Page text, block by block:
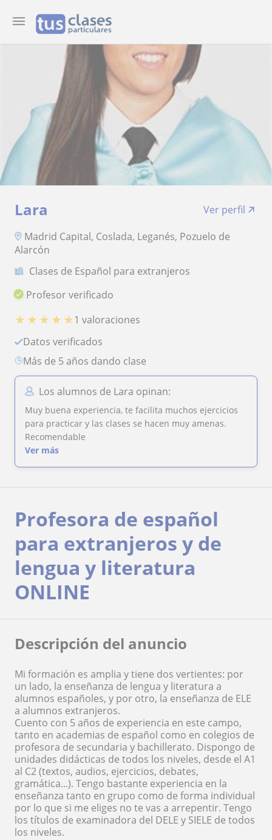
Lara
Ver perfil
Madrid Capital, Coslada, Leganés, Pozuelo de
Alarcón
Clases de Español para extranjeros
Profesor verificado
★ ★ ★ ★ ★1 valoraciones
Datos verificados
más de 5 años dando clase
Los alumnos de Lara opinan:
Muy buena experiencia, te facilita muchos ejercicios
para practicar y las clases se hacen muy amenas.
Recomendable
Ver más
Profesora de español
para extranjeros y de
lengua y literatura
ONLINE
Descripción del anuncio
Mi formación es amplia y tiene dos vertientes: por
un lado, la enseñanza de lengua y literatura a
alumnos españoles, y por otro, la enseñanza de ELE
a alumnos extranjeros.
Cuento con 5 años de experiencia en este campo,
tanto en academias de español como en colegios de
profesora de secundaria y bachillerato. Dispongo de
unidades didácticas de todos los niveles, desde el A1
al C2 (textos, audios, ejercicios, debates,
gramática...). Tengo bastante experiencia en la
enseñanza tanto en grupo como de forma individual
por lo que si me eliges no te vas a arrepentir. Tengo
los títulos de examinadora del DELE y SIELE de todos
los niveles.